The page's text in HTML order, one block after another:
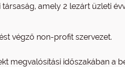
amely 2 lezárt üzleti
végző non-profit szervezet.
megvalósítási időszakában a